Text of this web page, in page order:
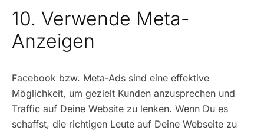
10. Verwende Meta-
Anzeigen
Facebook bzw. Meta-Ads sind eine effektive
Möglichkeit, um gezielt Kunden anzusprechen und
Traffic auf Deine Website zu lenken. Wenn Du es
schaffst, die richtigen Leute auf Deine Webseite zu